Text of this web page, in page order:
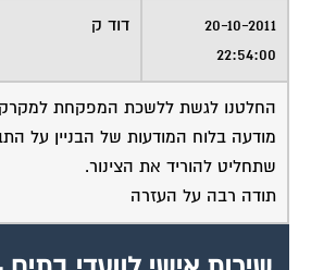
20-10-2011
22:54:00
דוד ק
החלטנו לגשת ללשכת המפקחת
מודעה בלוח המודעות של הבניין על
שתחליט להוריד את הצינור.
תודה רבה על העזרה